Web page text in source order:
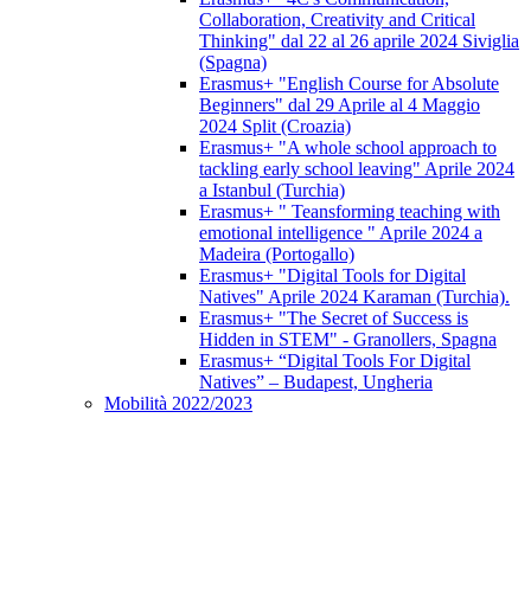
Collaboration, Creativity and Critical
Thinking" dal 22 al 26 aprile 2024 Siviglia
(Spagna)
Erasmus+ "English Course for Absolute
Beginners" dal 29 Aprile al 4 Maggio
2024 Split (Croazia)
Erasmus+ "A whole school approach to
tackling early school leaving" Aprile 2024
a Istanbul (Turchia)
Erasmus+ " Teansforming teaching with
emotional intelligence " Aprile 2024 a
Madeira (Portogallo)
Erasmus+ "Digital Tools for Digital
Natives" Aprile 2024 Karaman (Turchia).
Erasmus+ "The Secret of Success is
Hidden in STEM" - Granollers, Spagna
Erasmus+ “Digital Tools For Digital
Natives” – Budapest, Ungheria
Mobilità 2022/2023